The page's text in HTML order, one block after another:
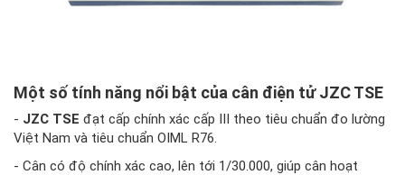
Một số tính năng nổi bật của cân điện tử JZC TSE
- JZC TSE đạt cấp chính xác cấp III theo tiêu chuẩn đo lường
Việt Nam và tiêu chuẩn OIML R76.
- Cân có độ chính xác cao, lên tới 1/30.000, giúp cân hoạt